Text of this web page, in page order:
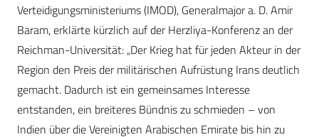
Verteidigungsministeriums (IMOD), Generalmajor a. D. Amir
Baram, erklärte kürzlich auf der Herzliya-Konferenz an der
Reichman-Universität: „Der Krieg hat für jeden Akteur in der
Region den Preis der militärischen Aufrüstung Irans deutlich
gemacht. Dadurch ist ein gemeinsames Interesse
entstanden, ein breiteres Bündnis zu schmieden – von
Indien über die Vereinigten Arabischen Emirate bis hin zu